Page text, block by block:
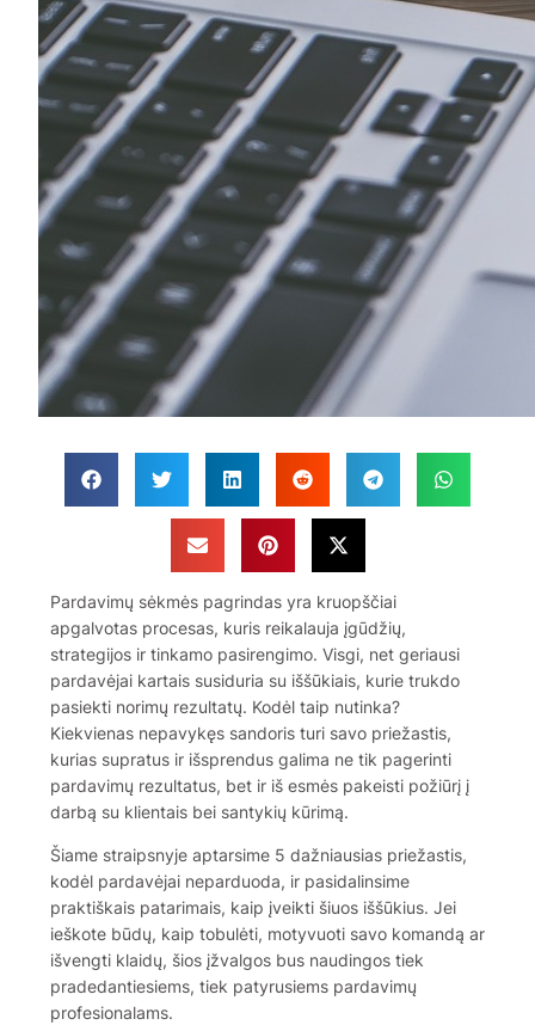
Pardavimų sėkmės pagrindas yra kruopščiai
apgalvotas procesas, kuris reikalauja įgūdžių,
strategijos ir tinkamo pasirengimo. Visgi, net geriausi
pardavėjai kartais susiduria su iššūkiais, kurie trukdo
pasiekti norimų rezultatų. Kodėl taip nutinka?
Kiekvienas nepavykęs sandoris turi savo priežastis,
kurias supratus ir išsprendus galima ne tik pagerinti
pardavimų rezultatus, bet ir iš esmės pakeisti požiūrį į
darbą su klientais bei santykių kūrimą.
Šiame straipsnyje aptarsime 5 dažniausias priežastis,
kodėl pardavėjai neparduoda, ir pasidalinsime
praktiškais patarimais, kaip įveikti šiuos iššūkius. Jei
ieškote būdų, kaip tobulėti, motyvuoti savo komandą ar
išvengti klaidų, šios įžvalgos bus naudingos tiek
pradedantiesiems, tiek patyrusiems pardavimų
profesionalams.